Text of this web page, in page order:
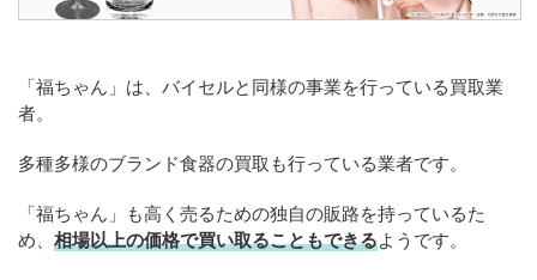
「福ちゃん」は、バイセルと同様の事業を行っている買取業
者。
多種多様のブランド食器の買取も行っている業者です。
「福ちゃん」も高く売るための独自の販路を持っているた
め、 相場以上の価格で買い取ることもできるようです。